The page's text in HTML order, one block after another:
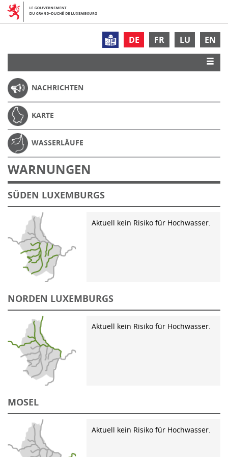
DE FR LU EN
NACHRICHTEN
KARTE
WASSERLÄUFE
WARNUNGEN
SÜDEN LUXEMBURGS
Aktuell kein Risiko für Hochwasser.
NORDEN LUXEMBURGS
Aktuell kein Risiko für Hochwasser.
MOSEL
Aktuell kein Risiko für Hochwasser.